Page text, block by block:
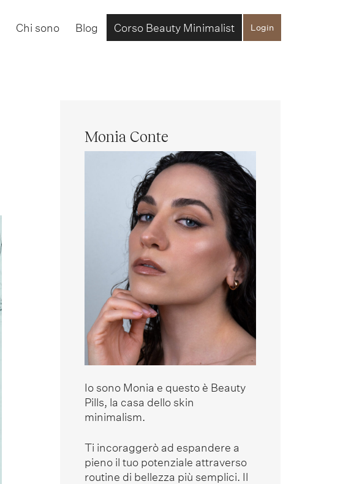
Login
Chi sono Blog Corso Beauty Minimalist
Monia Conte
Io sono Monia e questo è Beauty
Pills, la casa dello skin
minimalism.
Ti incoraggerò ad espandere a
pieno il tuo potenziale attraverso
routine di bellezza più semplici. Il